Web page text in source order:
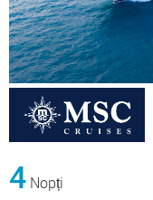
4 Nopți